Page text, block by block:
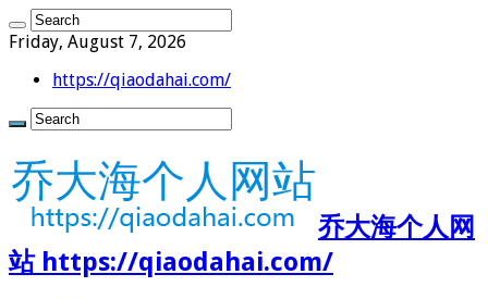
Friday, August 7, 2026
https://qiaodahai.com/
乔大海个人网
站 https://qiaodahai.com/